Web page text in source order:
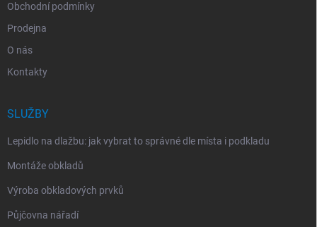
Obchodní podmínky
Prodejna
O nás
Kontakty
SLUŽBY
Lepidlo na dlažbu: jak vybrat to správné dle místa i podkladu
Montáže obkladů
Výroba obkladových prvků
Půjčovna nářadí